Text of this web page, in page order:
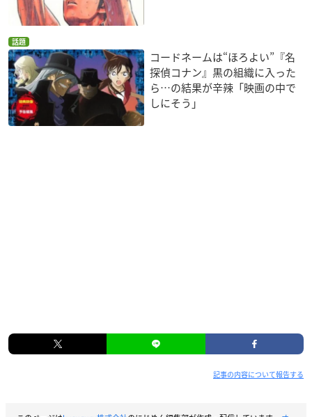
話題
コードネームは“ほろよい”『名
探偵コナン』黒の組織に入った
ら…の結果が辛辣「映画の中で
しにそう」
記事の内容について報告する